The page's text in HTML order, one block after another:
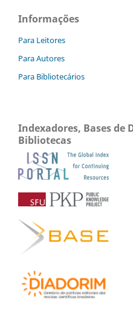
Informações
Para Leitores
Para Autores
Para Bibliotecários
Indexadores, Bases de
Bibliotecas